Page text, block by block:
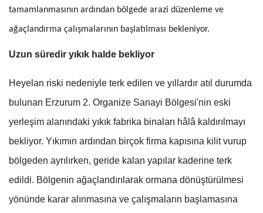
tamamlanmasının ardından bölgede arazi düzenleme ve
ağaçlandırma çalışmalarının başlatılması bekleniyor.
Uzun süredir yıkık halde bekliyor
Heyelan riski nedeniyle terk edilen ve yıllardır atıl durumda
bulunan Erzurum 2. Organize Sanayi Bölgesi'nin eski
yerleşim alanındaki yıkık fabrika binaları hâlâ kaldırılmayı
bekliyor. Yıkımın ardından birçok firma kapısına kilit vurup
bölgeden ayrılırken, geride kalan yapılar kaderine terk
edildi. Bölgenin ağaçlandırılarak ormana dönüştürülmesi
yönünde karar alınmasına ve çalışmaların başlamasına